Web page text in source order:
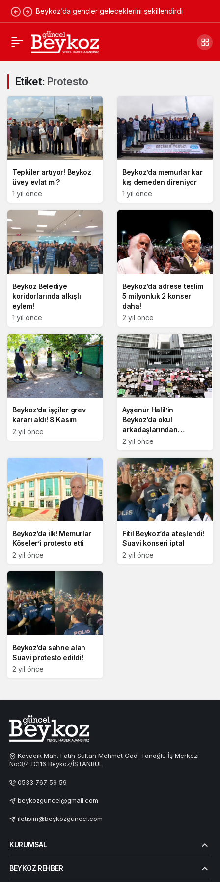
Beykoz’da gençler geleceklerini şekillendirdi
Etiket: Protesto
Tepkiler artıyor! Beykoz
üvey evlat mı?
1 yıl önce
Beykoz’da memurlar kar
kış demeden direniyor
1 yıl önce
Beykoz Belediye
koridorlarında alkışlı
eylem!
1 yıl önce
Beykoz’da adrese teslim
5 milyonluk 2 konser
daha!
2 yıl önce
Beykoz’da işçiler grev
kararı aldı! 8 Kasım
2 yıl önce
Ayşenur Halil’in
Beykoz’da okul
arkadaşlarından
protesto!
2 yıl önce
Beykoz’da ilk! Memurlar
Köseler’i protesto etti
2 yıl önce
Fitil Beykoz’da ateşlendi!
Suavi konseri iptal
2 yıl önce
Beykoz’da sahne alan
Suavi protesto edildi!
2 yıl önce
Kavacık Mah. Fatih Sultan Mehmet Cad. Tonoğlu İş Merkezi
No:3/4 D:116 Beykoz/İSTANBUL
0533 767 59 59
beykozguncel@gmail.com
iletisim@beykozguncel.com
KURUMSAL
BEYKOZ REHBER